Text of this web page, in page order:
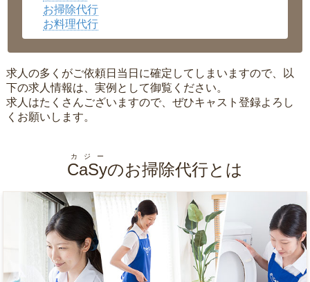
お掃除代行
お料理代行
求人の多くがご依頼日当日に確定してしまいますので、以
下の求人情報は、実例として御覧ください。
求人はたくさんございますので、ぜひキャスト登録よろし
くお願いします。
CaSy
カジー
のお掃除代行とは